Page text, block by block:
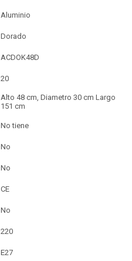
Aluminio
Dorado
ACDOK48D
20
Alto 48 cm, Diametro 30 cm Largo
151 cm
No tiene
No
No
CE
No
220
E27